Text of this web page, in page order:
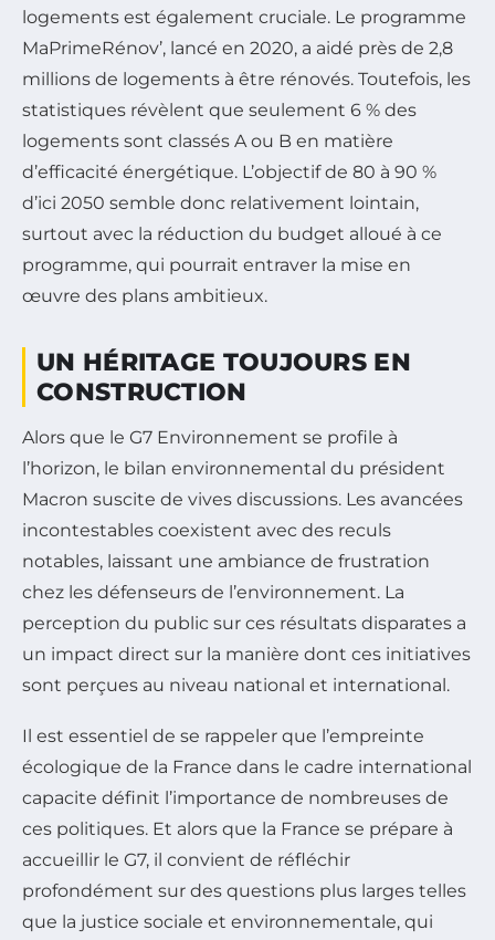
logements est également cruciale. Le programme
MaPrimeRénov’, lancé en 2020, a aidé près de 2,8
millions de logements à être rénovés. Toutefois, les
statistiques révèlent que seulement 6 % des
logements sont classés A ou B en matière
d’efficacité énergétique. L’objectif de 80 à 90 %
d’ici 2050 semble donc relativement lointain,
surtout avec la réduction du budget alloué à ce
programme, qui pourrait entraver la mise en
œuvre des plans ambitieux.
UN HÉRITAGE TOUJOURS EN
CONSTRUCTION
Alors que le G7 Environnement se profile à
l’horizon, le bilan environnemental du président
Macron suscite de vives discussions. Les avancées
incontestables coexistent avec des reculs
notables, laissant une ambiance de frustration
chez les défenseurs de l’environnement. La
perception du public sur ces résultats disparates a
un impact direct sur la manière dont ces initiatives
sont perçues au niveau national et international.
Il est essentiel de se rappeler que l’empreinte
écologique de la France dans le cadre international
capacite définit l’importance de nombreuses de
ces politiques. Et alors que la France se prépare à
accueillir le G7, il convient de réfléchir
profondément sur des questions plus larges telles
que la justice sociale et environnementale, qui